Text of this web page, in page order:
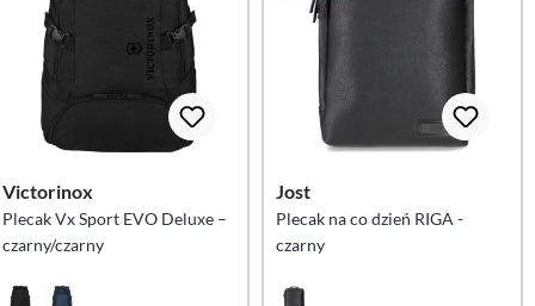
Victorinox
Plecak Vx Sport EVO Deluxe –
czarny/czarny
Jost
Plecak na co dzień RIGA -
czarny